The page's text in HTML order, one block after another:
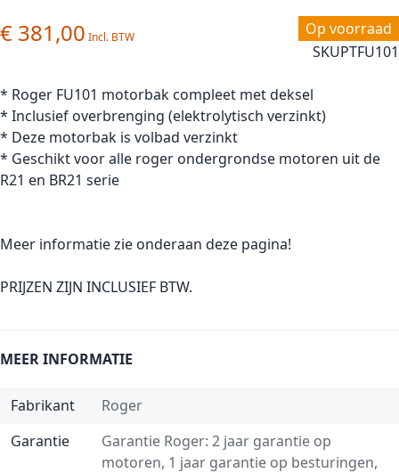
Op voorraad
SKUPTFU101
€ 381,00
* Roger FU101 motorbak compleet met deksel
* Inclusief overbrenging (elektrolytisch verzinkt)
* Deze motorbak is volbad verzinkt
* Geschikt voor alle roger ondergrondse motoren uit de
R21 en BR21 serie
Meer informatie zie onderaan deze pagina!
PRIJZEN ZIJN INCLUSIEF BTW.
MEER INFORMATIE
Fabrikant
Roger
Garantie
Garantie Roger: 2 jaar garantie op
motoren, 1 jaar garantie op besturingen,